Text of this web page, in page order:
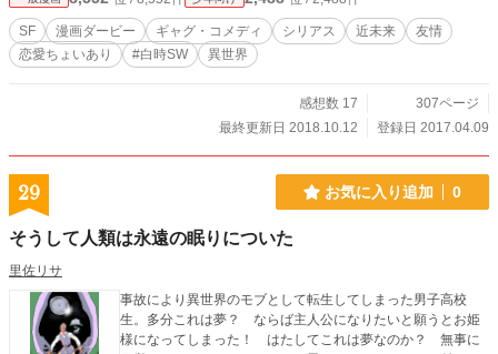
SF 漫画ダービー ギャグ・コメディ シリアス 近未来
友情
恋愛ちょいあり
#白時SW 異世界
感想数 17
307ページ
最終更新日 2018.10.12
登録日 2017.04.09
29 お気に入り追加 0
そうして人類は永遠の眠りについた
里佐リサ
事故により異世界のモブとして転生してしまった男子高校
生。多分これは夢？ ならば主人公になりたいと願うとお姫
様になってしまった！ はたしてこれは夢なのか？ 無事に